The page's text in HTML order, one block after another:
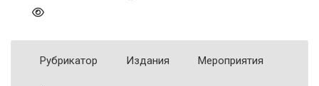
Рубрикатор Издания Мероприятия